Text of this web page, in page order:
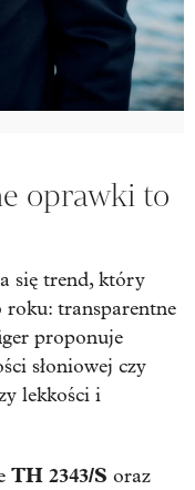
oprawki to
się trend, który
transparentne
proponuje
słoniowej czy
lekkości i
TH 2343/S oraz